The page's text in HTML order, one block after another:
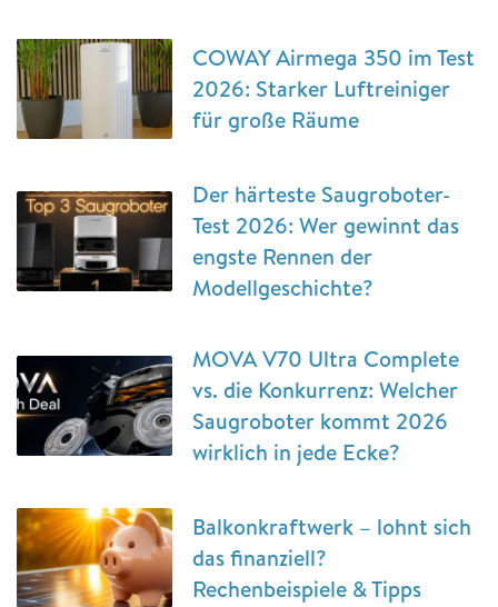
COWAY Airmega 350 im Test
2026: Starker Luftreiniger
für große Räume
Der härteste Saugroboter-
Test 2026: Wer gewinnt das
engste Rennen der
Modellgeschichte?
MOVA V70 Ultra Complete
vs. die Konkurrenz: Welcher
Saugroboter kommt 2026
wirklich in jede Ecke?
Balkonkraftwerk – lohnt sich
das finanziell?
Rechenbeispiele & Tipps